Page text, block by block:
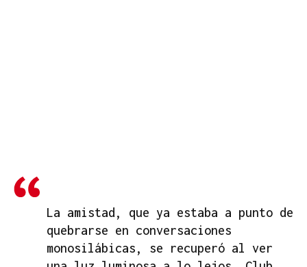
La amistad, que ya estaba a punto de
quebrarse en conversaciones
monosilábicas, se recuperó al ver